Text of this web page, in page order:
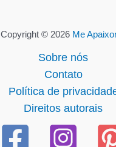
Copyright © 2026 Me
Sobre nós
Contato
Política de
Direitos autorais